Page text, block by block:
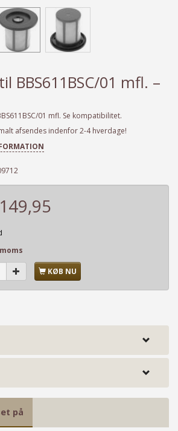
BBS611BSC/01 mfl. –
01 mfl. Se kompatibilitet.
afsendes indenfor 2-4 hverdage!
149,95
KØB NU
på